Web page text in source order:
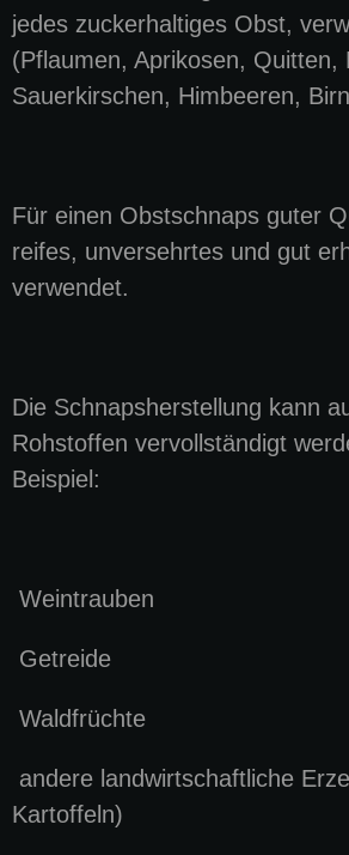
jedes zuckerhaltiges Obst,
(Pflaumen, Aprikosen, Quitten,
Sauerkirschen, Himbeeren,
Für einen Obstschnaps guter
reifes, unversehrtes und gut
verwendet.
Die Schnapsherstellung kann
Rohstoffen vervollständigt
Beispiel:
Weintrauben
Getreide
Waldfrüchte
andere landwirtschaftliche
Kartoffeln)